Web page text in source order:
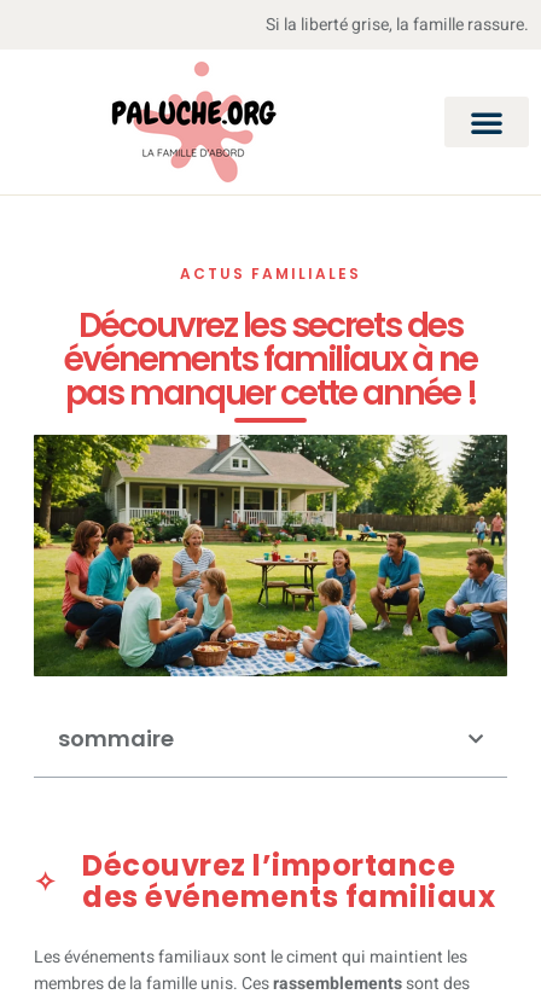
Si la liberté grise, la famille rassure.
ACTUS FAMILIALES
Découvrez les secrets des
événements familiaux à ne
pas manquer cette année !
sommaire
Découvrez l’importance
des événements familiaux
Les événements familiaux sont le ciment qui maintient les
membres de la famille unis. Cesrassemblementssont des